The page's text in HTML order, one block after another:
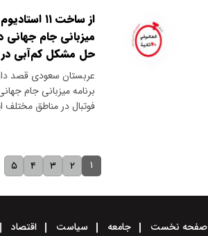
از ساخت ۱۱
میزبانی جام جهانی
حل مشکل کم‌آبی در
عربستان سعودی قصد
فوتبال در مناطق مختلف
۱ ۲ ۳ ۴ ۵
صفحه نخست جامعه سیاست اقتصاد